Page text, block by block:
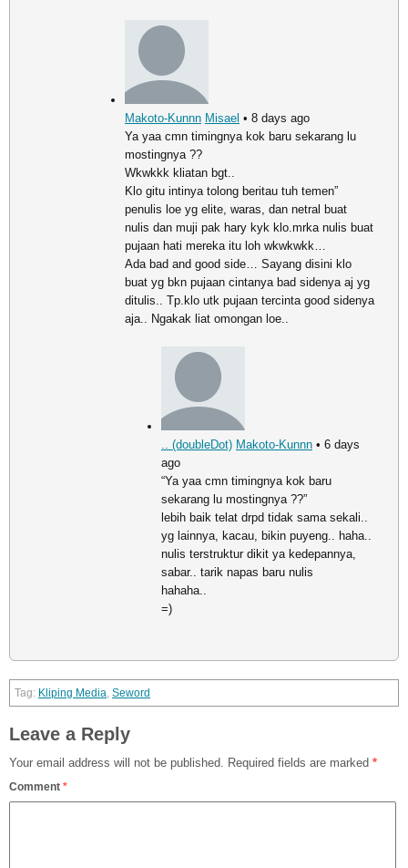
Makoto-Kunnn Misael • 8 days ago
Ya yaa cmn timingnya kok baru sekarang lu
mostingnya ??
Wkwkkk kliatan bgt..
Klo gitu intinya tolong beritau tuh temen”
penulis loe yg elite, waras, dan netral buat
nulis dan muji pak hary kyk klo.mrka nulis buat
pujaan hati mereka itu loh wkwkwkk…
Ada bad and good side… Sayang disini klo
buat yg bkn pujaan cintanya bad sidenya aj yg
ditulis.. Tp.klo utk pujaan tercinta good sidenya
aja.. Ngakak liat omongan loe..
.. (doubleDot) Makoto-Kunnn • 6 days
ago
“Ya yaa cmn timingnya kok baru
sekarang lu mostingnya ??”
lebih baik telat drpd tidak sama sekali..
yg lainnya, kacau, bikin puyeng.. haha..
nulis terstruktur dikit ya kedepannya,
sabar.. tarik napas baru nulis
hahaha..
=)
Kliping Media Seword
Leave a Reply
Your email address will not be published. Required fields are marked *
Comment *